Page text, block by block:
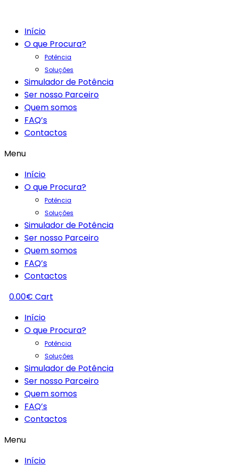
Início
O que Procura?
Potência
Soluções
Simulador de Potência
Ser nosso Parceiro
Quem somos
FAQ’s
Contactos
Menu
Início
O que Procura?
Potência
Soluções
Simulador de Potência
Ser nosso Parceiro
Quem somos
FAQ’s
Contactos
0.00€ Cart
Início
O que Procura?
Potência
Soluções
Simulador de Potência
Ser nosso Parceiro
Quem somos
FAQ’s
Contactos
Menu
Início